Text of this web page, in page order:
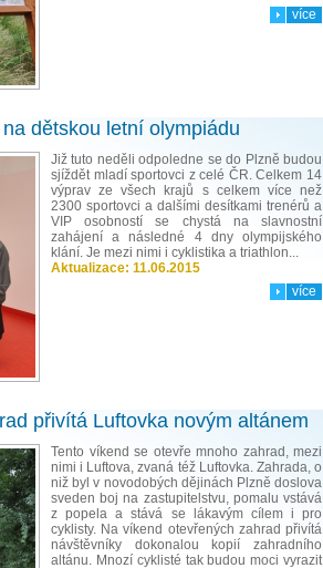
více
dětskou letní olympiádu
Již tuto neděli odpoledne se do Plzně budou
sjíždět mladí sportovci z celé ČR. Celkem 14
výprav ze všech krajů s celkem více než
2300 sportovci a dalšími desítkami trenérů a
VIP osobností se chystá na slavnostní
zahájení a následné 4 dny olympijského
klání. Je mezi nimi i cyklistika a triathlon...
Aktualizace: 11.06.2015
více
přivítá Luftovka novým altánem
Tento víkend se otevře mnoho zahrad, mezi
nimi i Luftova, zvaná též Luftovka. Zahrada, o
niž byl v novodobých dějinách Plzně doslova
sveden boj na zastupitelstvu, pomalu vstává
z popela a stává se lákavým cílem i pro
cyklisty. Na víkend otevřených zahrad přivítá
návštěvníky dokonalou kopií zahradního
altánu. Mnozí cyklisté tak budou moci vyrazit